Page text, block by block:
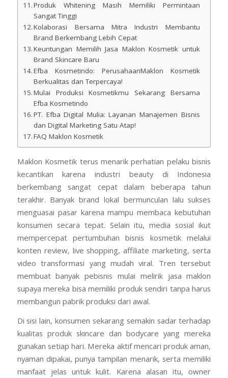
Produk Whitening Masih Memiliki Permintaan
Sangat Tinggi
Kolaborasi Bersama Mitra Industri Membantu
Brand Berkembang Lebih Cepat
Keuntungan Memilih Jasa Maklon Kosmetik untuk
Brand Skincare Baru
Efba Kosmetindo: PerusahaanMaklon Kosmetik
Berkualitas dan Terpercaya!
Mulai Produksi Kosmetikmu Sekarang Bersama
Efba Kosmetindo
PT. Efba Digital Mulia: Layanan Manajemen Bisnis
dan Digital Marketing Satu Atap!
FAQ Maklon Kosmetik
Maklon Kosmetik terus menarik perhatian pelaku bisnis
kecantikan karena industri beauty di Indonesia
berkembang sangat cepat dalam beberapa tahun
terakhir. Banyak brand lokal bermunculan lalu sukses
menguasai pasar karena mampu membaca kebutuhan
konsumen secara tepat. Selain itu, media sosial ikut
mempercepat pertumbuhan bisnis kosmetik melalui
konten review, live shopping, affiliate marketing, serta
video transformasi yang mudah viral. Tren tersebut
membuat banyak pebisnis mulai melirik jasa maklon
supaya mereka bisa memiliki produk sendiri tanpa harus
membangun pabrik produksi dari awal.
Di sisi lain, konsumen sekarang semakin sadar terhadap
kualitas produk skincare dan bodycare yang mereka
gunakan setiap hari. Mereka aktif mencari produk aman,
nyaman dipakai, punya tampilan menarik, serta memiliki
manfaat jelas untuk kulit. Karena alasan itu, owner